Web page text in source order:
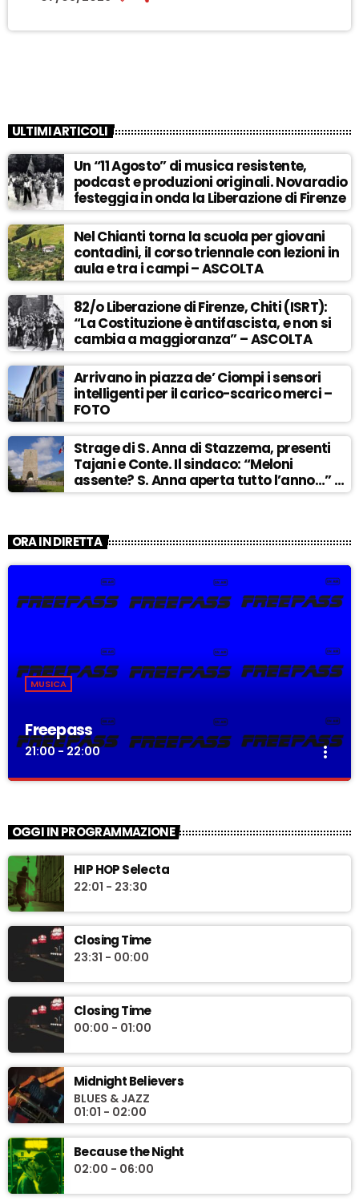
ULTIMI ARTICOLI
Un “11 Agosto” di musica resistente,
podcast e produzioni originali. Novaradio
festeggia in onda la Liberazione di Firenze
Nel Chianti torna la scuola per giovani
contadini, il corso triennale con lezioni in
aula e tra i campi – ASCOLTA
82/o Liberazione di Firenze, Chiti (ISRT):
“La Costituzione è antifascista, e non si
cambia a maggioranza” – ASCOLTA
Arrivano in piazza de’ Ciompi i sensori
intelligenti per il carico-scarico merci –
FOTO
Strage di S. Anna di Stazzema, presenti
Tajani e Conte. Il sindaco: “Meloni
assente? S. Anna aperta tutto l’anno…” –
ASCOLTA
ORA IN DIRETTA
MUSICA
Freepass
21:00 - 22:00 more_vert
revolution
“Freepass”, è la trasmissione musicale a cura di Simone
Degl’Innocenti, speaker e dj dalla lunga esperienza radiofonica.
Ogni venerdì alla scoperta di itinerari musicali notturni, tra easy
listening and rock revolution.
OGGI IN PROGRAMMAZIONE
HIP HOP Selecta
22:01 - 23:30
Closing Time
23:31 - 00:00
Closing Time
00:00 - 01:00
Midnight Believers
BLUES & JAZZ
01:01 - 02:00
Because the Night
02:00 - 06:00